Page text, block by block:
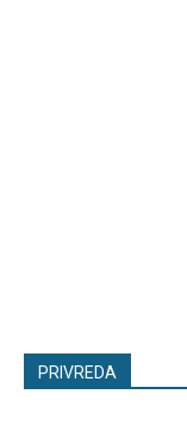
PRIVREDA